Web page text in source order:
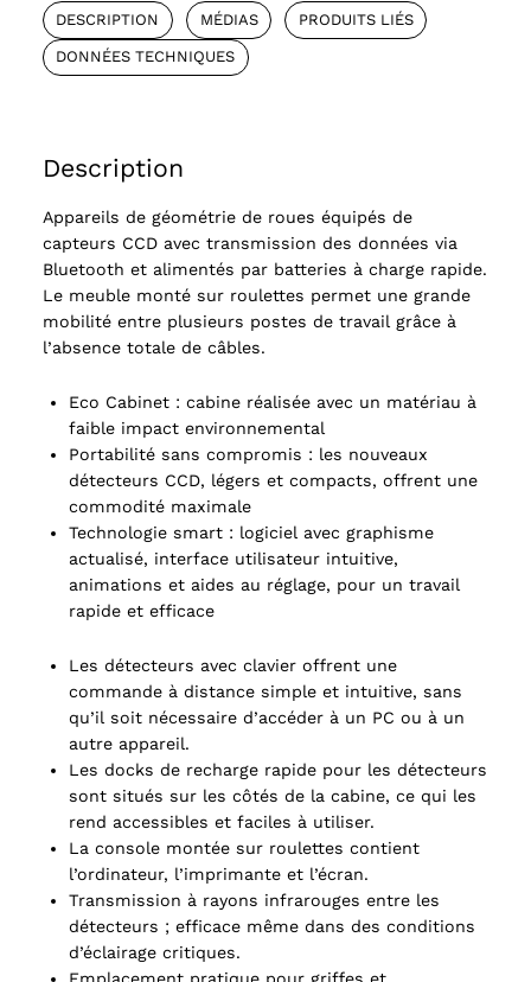
DESCRIPTION MÉDIAS PRODUITS LIÉS
DONNÉES TECHNIQUES
Description
Appareils de géométrie de roues équipés de
capteurs CCD avec transmission des données via
Bluetooth et alimentés par batteries à charge rapide.
Le meuble monté sur roulettes permet une grande
mobilité entre plusieurs postes de travail grâce à
l’absence totale de câbles.
Eco Cabinet : cabine réalisée avec un matériau à
faible impact environnemental
Portabilité sans compromis : les nouveaux
détecteurs CCD, légers et compacts, offrent une
commodité maximale
Technologie smart : logiciel avec graphisme
actualisé, interface utilisateur intuitive,
animations et aides au réglage, pour un travail
rapide et efficace
Les détecteurs avec clavier offrent une
commande à distance simple et intuitive, sans
qu’il soit nécessaire d’accéder à un PC ou à un
autre appareil.
Les docks de recharge rapide pour les détecteurs
sont situés sur les côtés de la cabine, ce qui les
rend accessibles et faciles à utiliser.
La console montée sur roulettes contient
l’ordinateur, l’imprimante et l’écran.
Transmission à rayons infrarouges entre les
détecteurs ; efficace même dans des conditions
d’éclairage critiques.
Emplacement pratique pour griffes et